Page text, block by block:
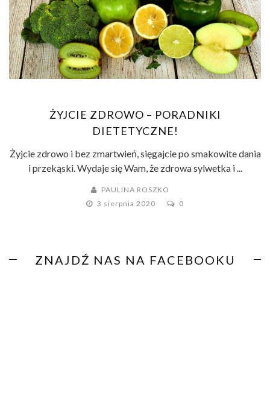
ŻYJCIE ZDROWO – PORADNIKI
DIETETYCZNE!
Żyjcie zdrowo i bez zmartwień, sięgajcie po smakowite dania
i przekąski. Wydaje się Wam, że zdrowa sylwetka i ...
PAULINA ROSZKO
3 sierpnia 2020
0
ZNAJDŹ NAS NA FACEBOOKU